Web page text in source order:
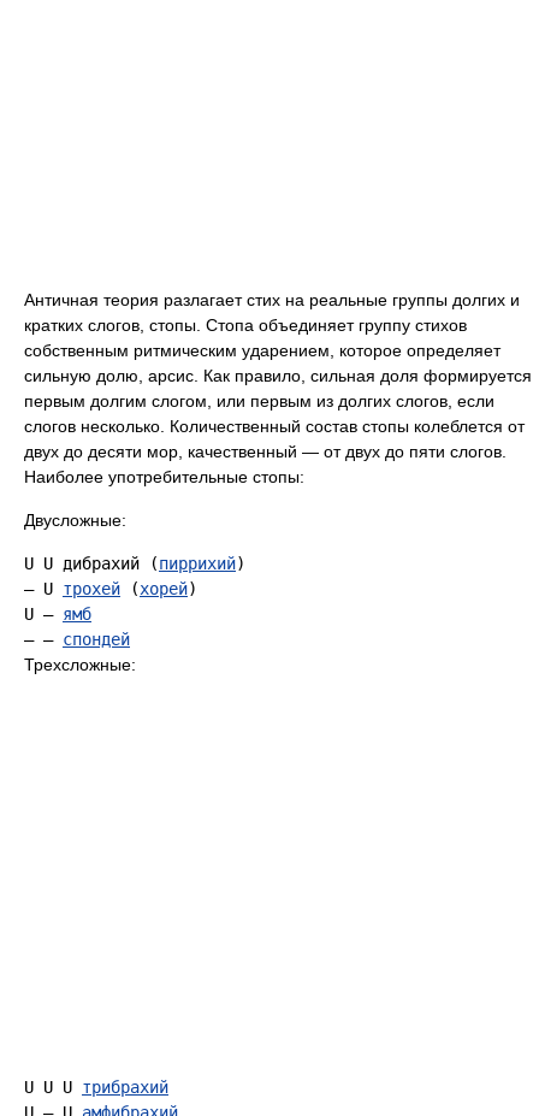
Античная теория разлагает стих на реальные группы долгих и
кратких слогов, стопы. Стопа объединяет группу стихов
собственным ритмическим ударением, которое определяет
сильную долю, арсис. Как правило, сильная доля формируется
первым долгим слогом, или первым из долгих слогов, если
слогов несколько. Количественный состав стопы колеблется от
двух до десяти мор, качественный — от двух до пяти слогов.
Наиболее употребительные стопы:
Двусложные:
U U дибрахий (пиррихий)
— U трохей (хорей)
U — ямб
— — спондей
Трехсложные:
U U U трибрахий